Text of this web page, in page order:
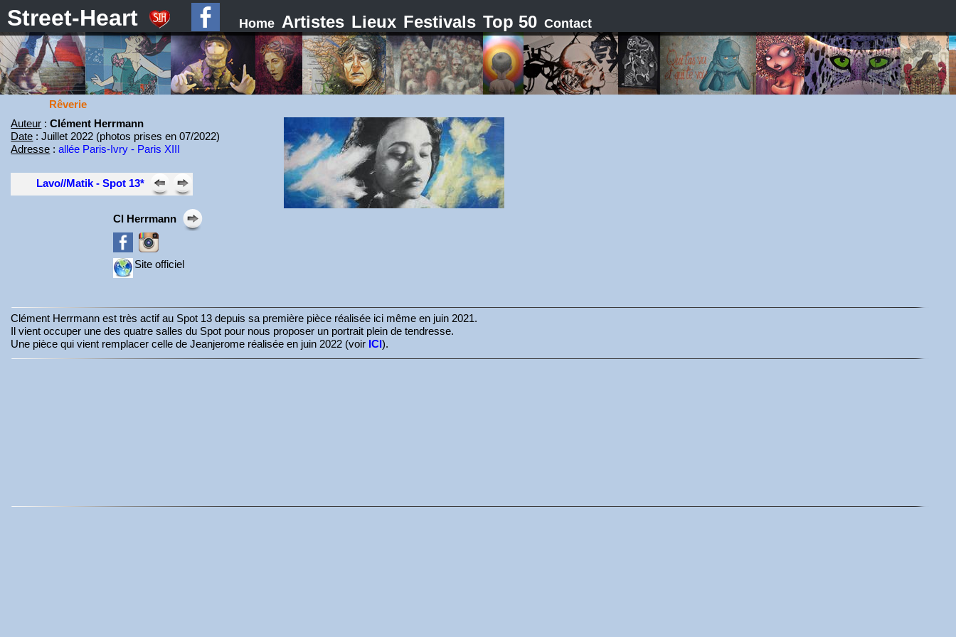
Street-Heart Home Artistes Lieux Festivals Top 50 Contact
Rêverie
Auteur :Clément Herrmann
Date : Juillet 2022 (photos prises en 07/2022)
Adresse :allée Paris-Ivry - Paris XIII
Lavo//Matik - Spot 13*
Cl Herrmann
Site officiel
Clément Herrmann est très actif au Spot 13 depuis sa première pièce réalisée ici même en juin 2021.
Il vient occuper une des quatre salles du Spot pour nous proposer un portrait plein de tendresse.
Une pièce qui vient remplacer celle de Jeanjerome réalisée en juin 2022 (voir ICI).